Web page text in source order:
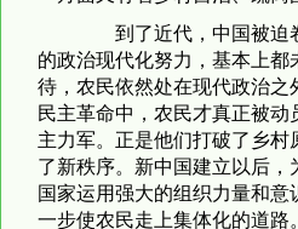
到了近代，中国被迫
的政治现代化努力，基本上
待，农民依然处在现代政治之
民主革命中，农民才真正被
主力军。正是他们打破了乡村
了新秩序。新中国建立以后，
国家运用强大的组织力量和
一步使农民走上集体化的道路